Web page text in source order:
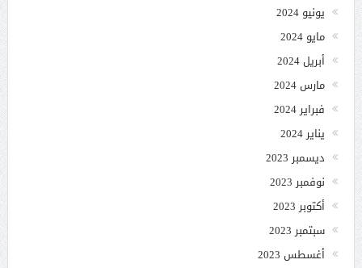
يونيو 2024
مايو 2024
أبريل 2024
مارس 2024
فبراير 2024
يناير 2024
ديسمبر 2023
نوفمبر 2023
أكتوبر 2023
سبتمبر 2023
أغسطس 2023